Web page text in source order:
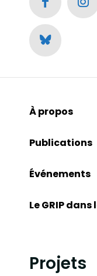
À propos
Publications
Événements
Le GRIP
Projets